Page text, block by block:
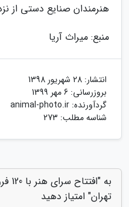
هنرمندان صنایع دستی از
منبع: میراث آریا
انتشار: 28 شهریور 1398
بروزرسانی: 6 مهر 1399
گردآورنده: animal-photo.ir
شناسه مطلب: 273
به
تهران" امتیاز دهید